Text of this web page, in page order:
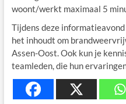
woont/werkt maximaal 5
Tijdens deze
het inhoudt om
Assen-Oost. Ook kun je
teamleden, die hun